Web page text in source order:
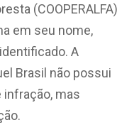
(COOPERALFA)
em seu nome,
A
Brasil não possui
mas